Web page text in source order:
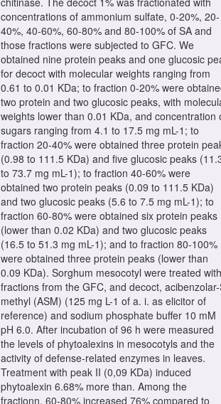
concentrations of ammonium sulfate, 0-20%, 20-
40%, 40-60%, 60-80% and 80-100% of SA and
those fractions were subjected to GFC. We
obtained nine protein peaks and one glucosic
for decoct with molecular weights ranging from
0.61 to 0.01 KDa; to fraction 0-20% were
two protein and two glucosic peaks, with
weights lower than 0.01 KDa, and concentration
sugars ranging from 4.1 to 17.5 mg mL-1; to
fraction 20-40% were obtained three protein
(0.98 to 111.5 KDa) and five glucosic peaks
to 73.7 mg mL-1); to fraction 40-60% were
obtained two protein peaks (0.09 to 111.5 KDa)
and two glucosic peaks (5.6 to 7.5 mg mL-1); to
fraction 60-80% were obtained six protein peaks
(lower than 0.02 KDa) and two glucosic peaks
(16.5 to 51.3 mg mL-1); and to fraction 80-100%
were obtained three protein peaks (lower than
0.09 KDa). Sorghum mesocotyl were treated with
fractions from the GFC, and decoct,
methyl (ASM) (125 mg L-1 of a. i. as elicitor of
reference) and sodium phosphate buffer 10 mM
pH 6.0. After incubation of 96 h were measured
the levels of phytoalexins in mesocotyls and the
activity of defense-related enzymes in leaves.
Treatment with peak II (0,09 KDa) induced
phytoalexin 6.68% more than. Among the
fractionn, 60-80% increased 76% compared to